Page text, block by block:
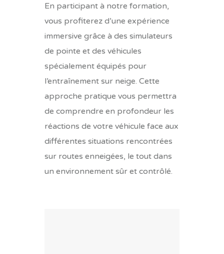
En participant à notre formation,
vous profiterez d’une expérience
immersive grâce à des simulateurs
de pointe et des véhicules
spécialement équipés pour
l’entraînement sur neige. Cette
approche pratique vous permettra
de comprendre en profondeur les
réactions de votre véhicule face aux
différentes situations rencontrées
sur routes enneigées, le tout dans
un environnement sûr et contrôlé.